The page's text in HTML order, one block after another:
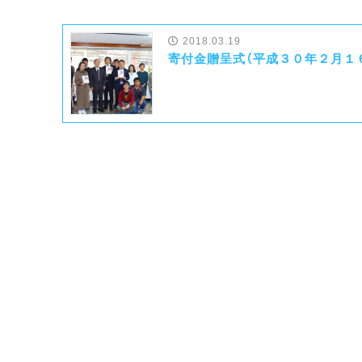
2018.03.19
寄付金贈呈式（平成３０年２月１